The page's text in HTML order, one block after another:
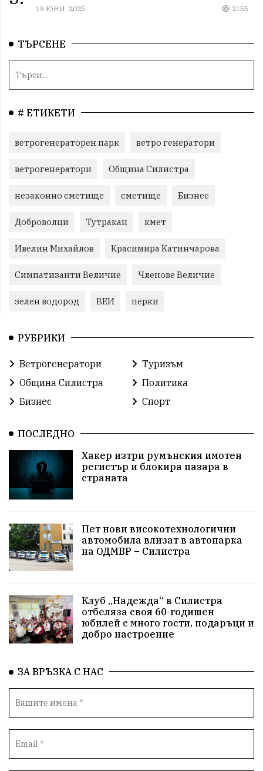
18 ЮНИ, 2025 2155
ТЪРСЕНЕ
# ЕТИКЕТИ
ветрогенераторен парк ветро генератори
ветрогенератори Община Силистра
незаконно сметище сметище Бизнес
Доброволци Тутракан кмет
Ивелин Михайлов Красимира Катинчарова
Симпатизанти Величие Членове Величие
зелен водород ВЕИ перки
РУБРИКИ
Ветрогенератори
Туризъм
Община Силистра
Политика
Бизнес
Спорт
ПОСЛЕДНО
Хакер изтри румънския имотен
регистър и блокира пазара в
страната
Пет нови високотехнологични
автомобила влизат в автопарка
на ОДМВР – Силистра
Клуб „Надежда“ в Силистра
отбеляза своя 60-годишен
юбилей с много гости, подаръци и
добро настроение
ЗА ВРЪЗКА С НАС